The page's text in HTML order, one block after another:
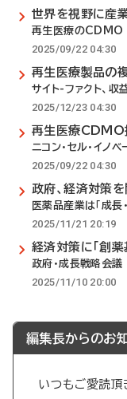
世界を視野に産
再生医療のCDMO
2025/09/22 04:30
再生医療製品の
サイト-ファクト、収
2025/12/23 04:30
再生医療
ニコン・セル・イノベ
2025/09/22 04:30
政府、経済対策
医薬品産業は「成長
2025/11/21 20:19
経済対策に「創
政府・成長戦略会議
2025/11/10 20:00
編集長からのお
いつもご愛読頂